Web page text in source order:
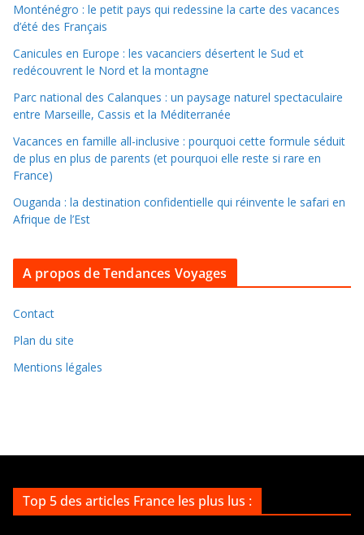
l
e
r
d
a
n
e
a
v
e
Monténégro : le petit pays qui redessine la carte des vacances
d’été des Français
Canicules en Europe : les vacanciers désertent le Sud et
redécouvrent le Nord et la montagne
Parc national des Calanques : un paysage naturel spectaculaire
entre Marseille, Cassis et la Méditerranée
Vacances en famille all-inclusive : pourquoi cette formule séduit
de plus en plus de parents (et pourquoi elle reste si rare en
France)
Ouganda : la destination confidentielle qui réinvente le safari en
Afrique de l’Est
A propos de Tendances Voyages
Contact
Plan du site
Mentions légales
Top 5 des articles France les plus lus :